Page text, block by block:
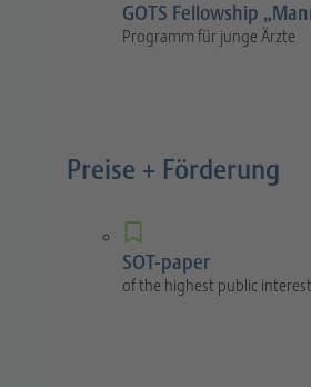
GOTS Fellowship
Programm für junge Ärzte
Preise + Förderung
SOT-paper
of the highest public